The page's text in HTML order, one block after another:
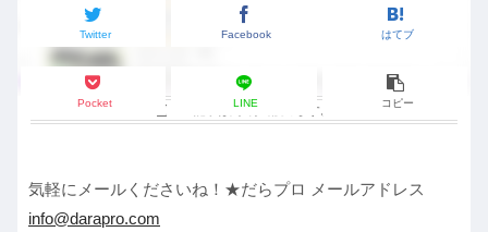
Twitter Facebook はてブ
Pocket LINE コピー
この記事は 約2分 で読めます。
気軽にメールくださいね！★だらプロ メールアドレス
info@darapro.com